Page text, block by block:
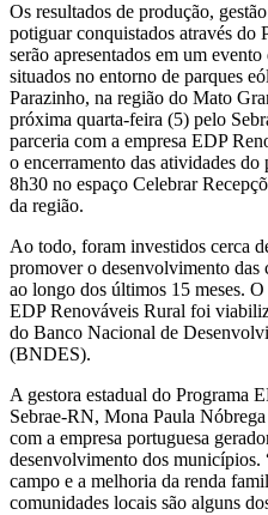
Os resultados de produção,
potiguar conquistados através do
serão apresentados em um
situados no entorno de parques
Parazinho, na região do Mato
próxima quarta-feira (5) pelo
parceria com a empresa EDP
o encerramento das atividades
8h30 no espaço Celebrar
da região.
Ao todo, foram investidos cerca
promover o desenvolvimento das
ao longo dos últimos 15 meses.
EDP Renováveis Rural foi
do Banco Nacional de
(BNDES).
A gestora estadual do Programa
Sebrae-RN, Mona Paula
com a empresa portuguesa
desenvolvimento dos
campo e a melhoria da renda
comunidades locais são alguns